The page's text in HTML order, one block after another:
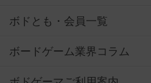
ボドとも・会員一覧
ボードゲーム業界コラム